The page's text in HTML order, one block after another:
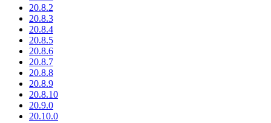
20.8.2
20.8.3
20.8.4
20.8.5
20.8.6
20.8.7
20.8.8
20.8.9
20.8.10
20.9.0
20.10.0